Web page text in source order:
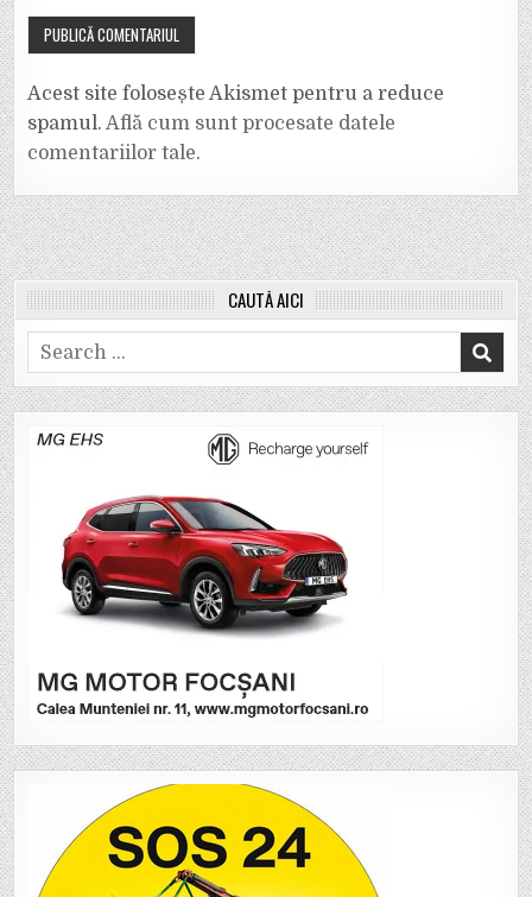
Acest site folosește Akismet pentru a reduce
spamul.Află cum sunt procesate datele
comentariilor tale.
CAUTĂ AICI
Search
for: